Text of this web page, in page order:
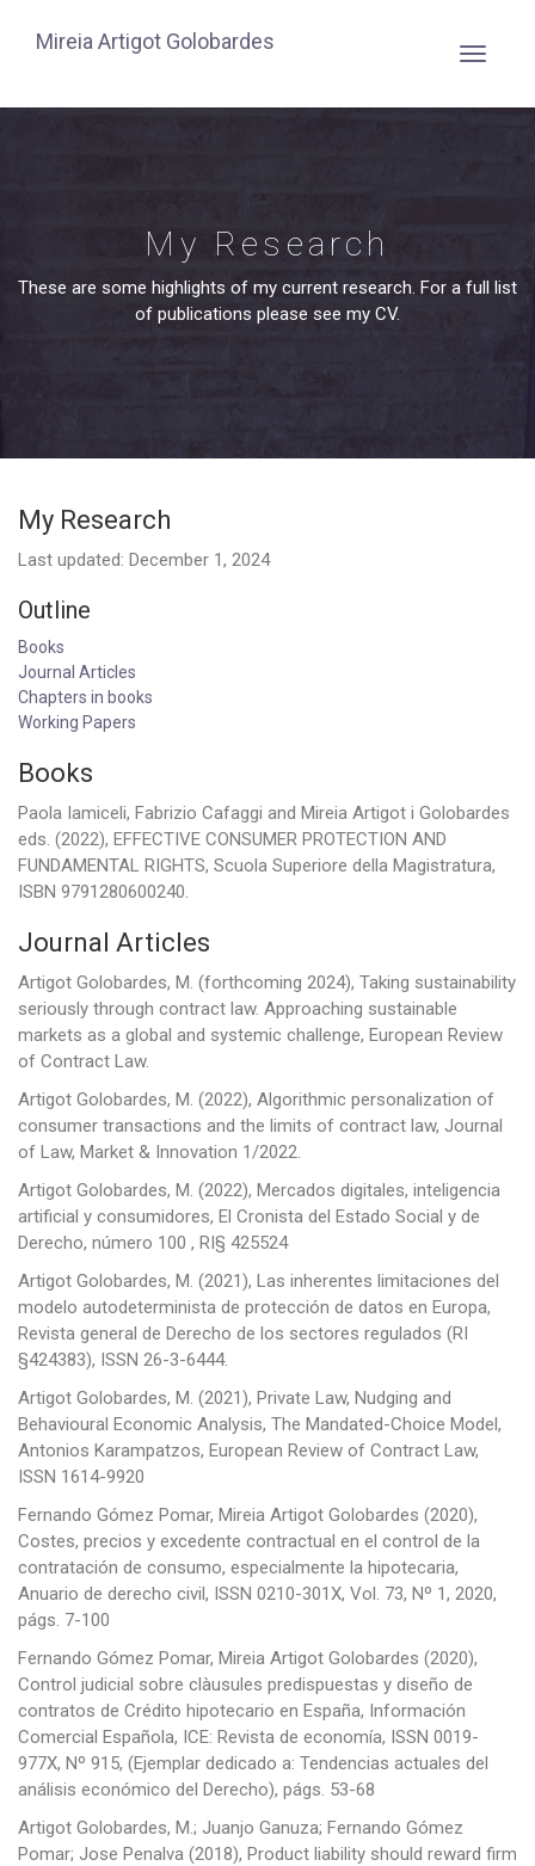
Mireia Artigot Golobardes
My Research
These are some highlights of my current research. For a full list
of publications please see my CV.
My Research
Last updated: December 1, 2024
Outline
Books
Journal Articles
Chapters in books
Working Papers
Books
Paola Iamiceli, Fabrizio Cafaggi and Mireia Artigot i Golobardes
eds. (2022), EFFECTIVE CONSUMER PROTECTION AND
FUNDAMENTAL RIGHTS, Scuola Superiore della Magistratura,
ISBN 9791280600240.
Journal Articles
Artigot Golobardes, M. (forthcoming 2024), Taking sustainability
seriously through contract law. Approaching sustainable
markets as a global and systemic challenge, European Review
of Contract Law.
Artigot Golobardes, M. (2022), Algorithmic personalization of
consumer transactions and the limits of contract law, Journal
of Law, Market & Innovation 1/2022.
Artigot Golobardes, M. (2022), Mercados digitales, inteligencia
artificial y consumidores, El Cronista del Estado Social y de
Derecho, número 100 , RI§ 425524
Artigot Golobardes, M. (2021), Las inherentes limitaciones del
modelo autodeterminista de protección de datos en Europa,
Revista general de Derecho de los sectores regulados (RI
§424383), ISSN 26-3-6444.
Artigot Golobardes, M. (2021), Private Law, Nudging and
Behavioural Economic Analysis, The Mandated-Choice Model,
Antonios Karampatzos, European Review of Contract Law,
ISSN 1614-9920
Fernando Gómez Pomar, Mireia Artigot Golobardes (2020),
Costes, precios y excedente contractual en el control de la
contratación de consumo, especialmente la hipotecaria,
Anuario de derecho civil, ISSN 0210-301X, Vol. 73, Nº 1, 2020,
págs. 7-100
Fernando Gómez Pomar, Mireia Artigot Golobardes (2020),
Control judicial sobre clàusules predispuestas y diseño de
contratos de Crédito hipotecario en España, Información
Comercial Española, ICE: Revista de economía, ISSN 0019-
977X, Nº 915, (Ejemplar dedicado a: Tendencias actuales del
análisis económico del Derecho), págs. 53-68
Artigot Golobardes, M.; Juanjo Ganuza; Fernando Gómez
Pomar; Jose Penalva (2018), Product liability should reward firm